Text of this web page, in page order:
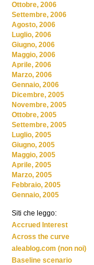
Ottobre, 2006
Settembre, 2006
Agosto, 2006
Luglio, 2006
Giugno, 2006
Maggio, 2006
Aprile, 2006
Marzo, 2006
Gennaio, 2006
Dicembre, 2005
Novembre, 2005
Ottobre, 2005
Settembre, 2005
Luglio, 2005
Giugno, 2005
Maggio, 2005
Aprile, 2005
Marzo, 2005
Febbraio, 2005
Gennaio, 2005
Siti che leggo:
Accrued Interest
Across the curve
aleablog.com (non noi)
Baseline scenario